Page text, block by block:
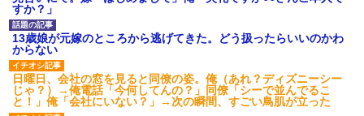
すか？」
13歳娘が元嫁のところから逃げてきた。どう扱ったらいいのかわ
からない
日曜日、会社の窓を見ると同僚の姿。俺（あれ？ディズニーシー
じゃ？）→俺電話「今何してんの？」同僚「シーで並んでるこ
と！」俺「会社にいない？」→次の瞬間、すごい鳥肌が立った